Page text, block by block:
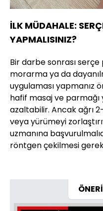
İLK MÜDAHALE:
YAPMALISINIZ?
Bir darbe sonrası serçe
morarma ya da
uygulaması yapmanız
hafif masaj ve parmağı
azaltabilir. Ancak ağrı
veya yürümeyi
uzmanına
röntgen çekilmesi